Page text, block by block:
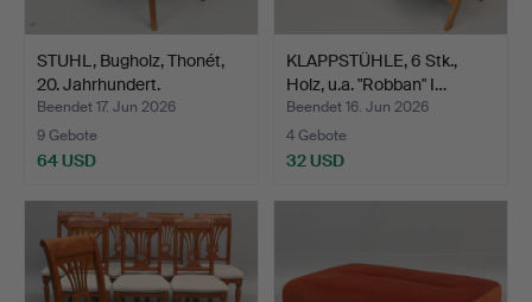
STUHL, Bugholz, Thonét,
20. Jahrhundert.
Beendet 17. Jun 2026
9 Gebote
64 USD
KLAPPSTÜHLE, 6 Stk.,
Holz, u.a. "Robban" I…
Beendet 16. Jun 2026
4 Gebote
32 USD